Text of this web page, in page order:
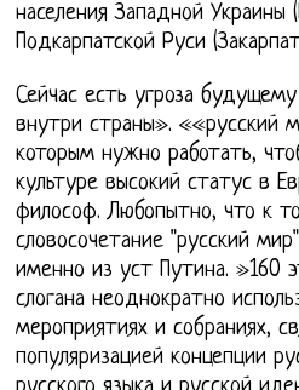
населения Западной Украины
Подкарпатской Руси
Сейчас есть угроза
внутри страны». ««русский
которым нужно работать,
культуре высокий статус в
философ. Любопытно, что к
словосочетание "русский
именно из уст Путина. »160
слогана неоднократно
мероприятиях и собраниях,
популяризацией концепции